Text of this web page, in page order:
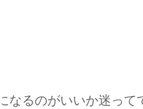
なるのがいいか迷っ